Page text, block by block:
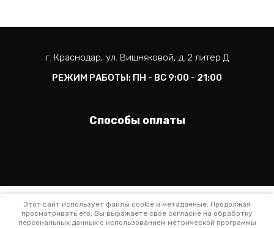
г. Краснодар, ул. Вишняковой, д. 2 литер Д
РЕЖИМ РАБОТЫ: ПН - ВС 9:00 - 21:00
Способы оплаты
Политика конфиденциальности
Этот сайт использует файлы cookie и метаданные. Продолжая
просматривать его, Вы выражаете свое согласие на обработку
персональных данных с использованием метрической программы